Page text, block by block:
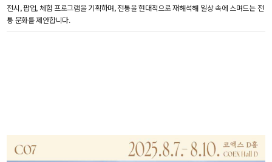
전시, 팝업, 체험 프로그램을 기획하며, 전통을 현대적으로 재해석해 일상 속에 스며드는 전
통 문화를 제안합니다.